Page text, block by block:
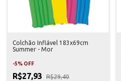
Colchão Inflável 183x69cm
Summer - Mor
-5% OFF
R$27,93 R$29,40